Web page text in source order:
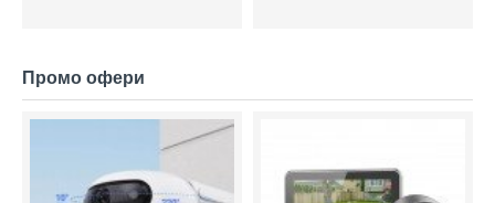
Промо офери